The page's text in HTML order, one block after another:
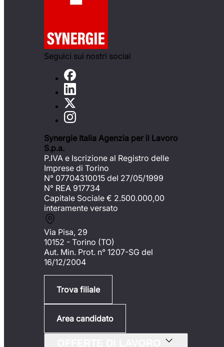
Seguici sui nostri social
Synergie Italia Agenzia per il Lavoro
S.p.a.
P.IVA e Iscrizione al Registro delle
Imprese di Torino
N° 07704310015 del 27/05/1999
N° REA 917734
Capitale Sociale € 2.500.000,00
interamente versato
Via Pisa, 29
10152 - Torino (TO)
Aut. Min. Prot. n° 1207-SG del
16/12/2004
Trova filiale
Area candidato